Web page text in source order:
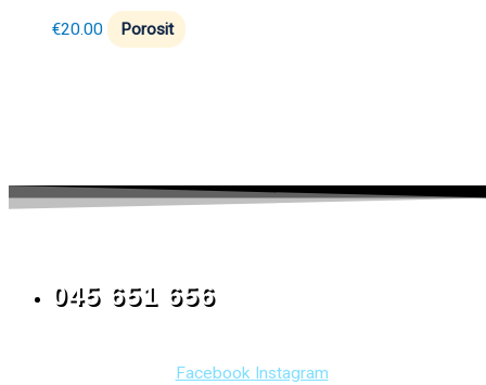
€20.00 Porosit
045 651 656
Facebook Instagram